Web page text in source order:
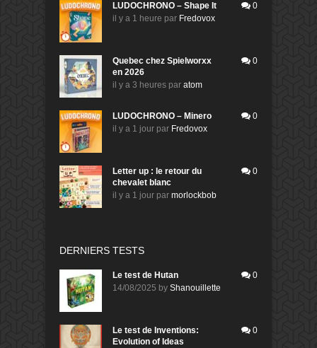
LUDOCHRONO – Shape It
il y a 1 heure par Fredovox
0
Quebec chez Spielworxx
en 2026
il y a 3 heures par atom
0
LUDOCHRONO – Minero
il y a 1 jour par Fredovox
0
Letter up : le retour du
chevalet blanc
il y a 1 jour par morlockbob
0
DERNIERS TESTS
Le test de Hutan
14/08/2025 by Shanouillette
0
Le test de Inventions:
Evolution of Ideas
0